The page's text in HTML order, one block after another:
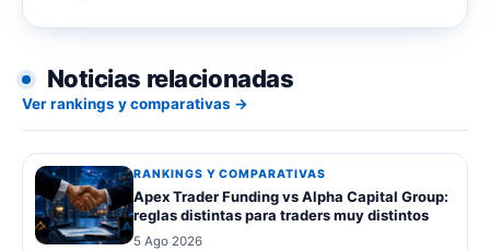
Noticias relacionadas
Ver rankings y comparativas →
RANKINGS Y COMPARATIVAS
Apex Trader Funding vs Alpha Capital Group:
reglas distintas para traders muy distintos
5 Ago 2026